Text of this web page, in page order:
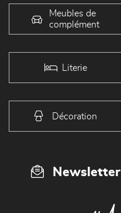
Meubles de
complément
Literie
Décoration
Newsletter